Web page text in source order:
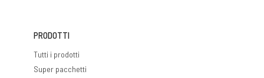
PRODOTTI
Tutti i prodotti
Super pacchetti